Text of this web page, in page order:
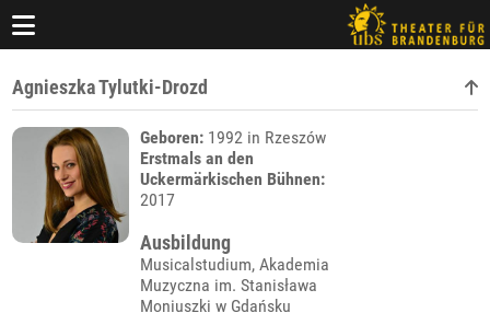
Agnieszka Tylutki-Drozd
Geboren:1992 in Rzeszów
Erstmals an den
Uckermärkischen Bühnen:
2017
Ausbildung
Musicalstudium, Akademia
Muzyczna im. Stanisława
Moniuszki w Gdańsku